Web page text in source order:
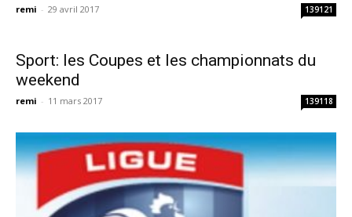
remi - 29 avril 2017 139121
Sport: les Coupes et les championnats du
weekend
remi - 11 mars 2017 139118